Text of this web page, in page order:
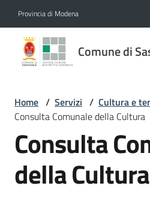
Provincia di Modena
Comune di
Comune
di
Novità
Home / Servizi / Cultura e
Consulta Comunale della Cultura
Consulta
della Cultura